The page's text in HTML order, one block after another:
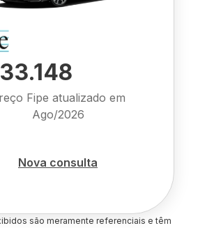
Fipe atualizado em
Ago/2026
Nova consulta
são meramente referenciais e têm